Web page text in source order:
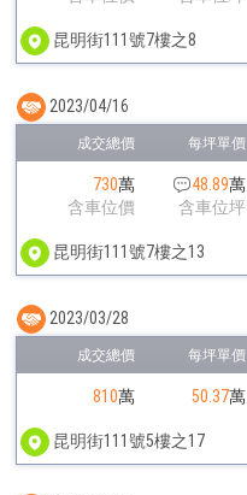
昆明街111號7樓之8
730萬
含車位價
48.89萬
含車位坪
昆明街111號7樓之13
2023/04/16
810萬 50.37萬
昆明街111號5樓之17
2023/03/28